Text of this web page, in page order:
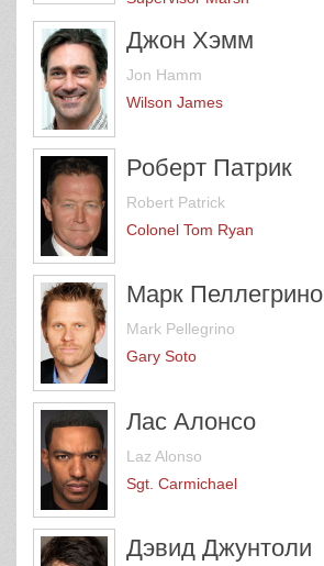
Джон Хэмм
Jon Hamm
Wilson James
Роберт Патрик
Robert Patrick
Colonel Tom Ryan
Марк Пеллегрино
Mark Pellegrino
Gary Soto
Лас Алонсо
Laz Alonso
Sgt. Carmichael
Дэвид Джунтоли